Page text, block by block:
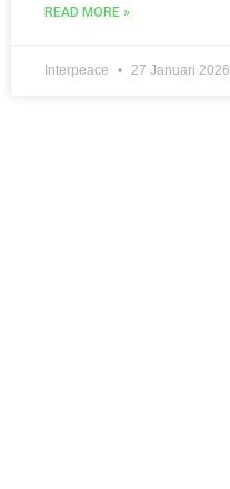
READ MORE »
Interpeace 27 Januari 2026